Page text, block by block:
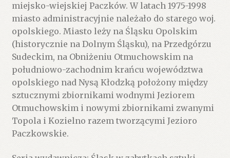
miejsko-wiejskiej Paczków. W latach 1975-1998
miasto administracyjnie należało do starego woj.
opolskiego. Miasto leży na Śląsku Opolskim
(historycznie na Dolnym Śląsku), na Przedgórzu
Sudeckim, na Obniżeniu Otmuchowskim na
południowo-zachodnim krańcu województwa
opolskiego nad Nysą Kłodzką położony między
sztucznymi zbiornikami wodnymi Jeziorem
Otmuchowskim i nowymi zbiornikami zwanymi
Topola i Kozielno razem tworzącymi Jezioro
Paczkowskie.